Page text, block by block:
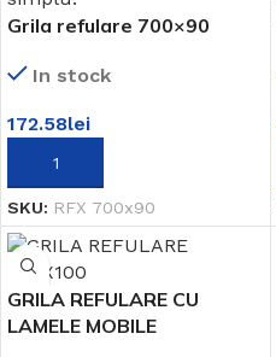
Grila refulare 700×90
In stock
172.58lei
ADAUGĂ ÎN COȘ
SKU: RFX 700x90
GRILA REFULARE CU
LAMELE MOBILE